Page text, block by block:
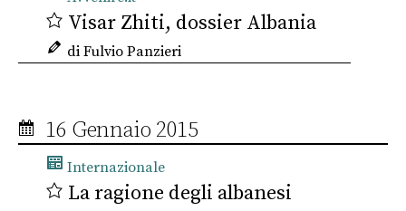
Visar Zhiti, dossier Albania
di Fulvio Panzieri
16 Gennaio 2015
Internazionale
La ragione degli albanesi